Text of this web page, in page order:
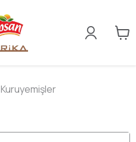
Kuruyemişler